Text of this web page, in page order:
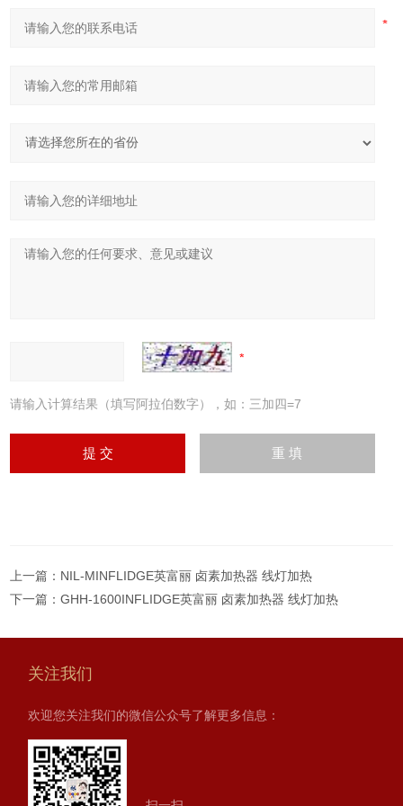
请输入计算结果（填写阿拉伯数字），如：三加四=7
上一篇： NIL-MINFLIDGE英富丽 卤素加热器 线灯加热
下一篇：GHH-1600INFLIDGE英富丽 卤素加热器 线灯加热
关注我们
欢迎您关注我们的微信公众号了解更多信息：